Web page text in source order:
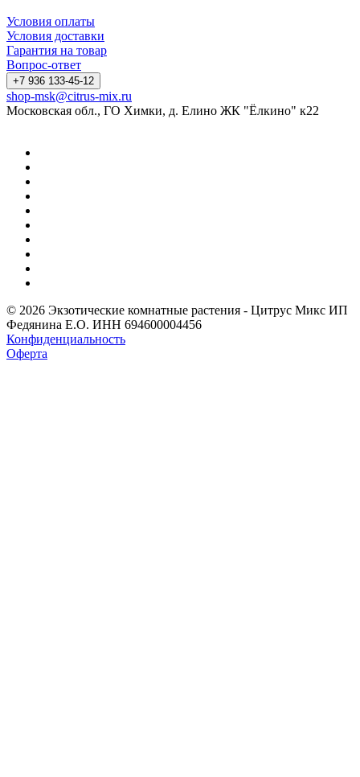
Условия оплаты
Условия доставки
Гарантия на товар
Вопрос-ответ
+7 936 133-45-12
shop-msk@citrus-mix.ru
Московская обл., ГО Химки, д. Елино ЖК "Ёлкино" к22
© 2026 Экзотические комнатные растения - Цитрус Микс ИП
Федянина Е.О. ИНН 694600004456
Конфиденциальность
Оферта